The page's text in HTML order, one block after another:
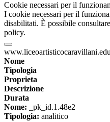
Cookie necessari per il
I cookie necessari per il
disabilitati. È possibile
policy.
Nome
Tipologia
Proprieta
Descrizione
Durata
Nome: _pk_id.1.48e2
Tipologia: analitico